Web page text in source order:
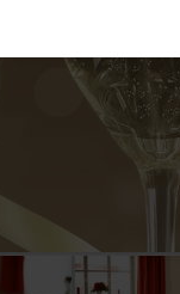
der Seite unbedingt
bei einem erneuten
weiter zu
die
hierfür Dienste
erfassten Daten,
Ihnen